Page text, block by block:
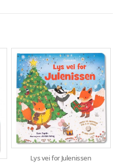
Lys vei for Julenissen